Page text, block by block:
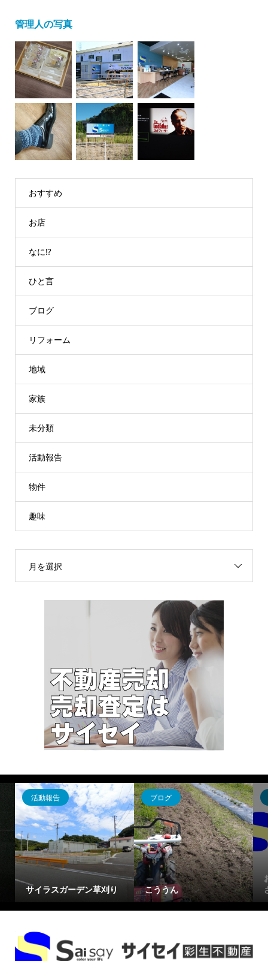
管理人の写真
おすすめ
お店
なに⁉
ひと言
ブログ
リフォーム
地域
家族
未分類
活動報告
物件
趣味
月を選択
活動報告
サイラスガーデン草刈り
ブログ
こううん